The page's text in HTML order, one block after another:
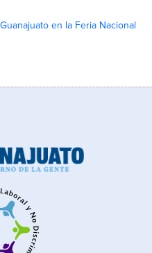
en la Feria Nacional